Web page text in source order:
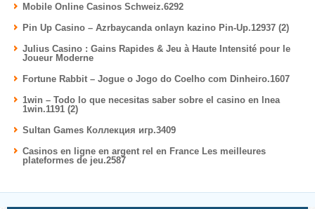
Mobile Online Casinos Schweiz.6292
Pin Up Casino – Azrbaycanda onlayn kazino Pin-Up.12937 (2)
Julius Casino : Gains Rapides & Jeu à Haute Intensité pour le
Joueur Moderne
Fortune Rabbit – Jogue o Jogo do Coelho com Dinheiro.1607
1win – Todo lo que necesitas saber sobre el casino en lnea
1win.1191 (2)
Sultan Games Коллекция игр.3409
Casinos en ligne en argent rel en France Les meilleures
plateformes de jeu.2587